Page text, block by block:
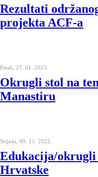
Rezultati
projekta ACF-a
Petak, 27. 01. 2023.
Okrugli stol na
Manastiru
Srijeda, 09. 11. 2022.
Edukacija/okrugli
Hrvatske